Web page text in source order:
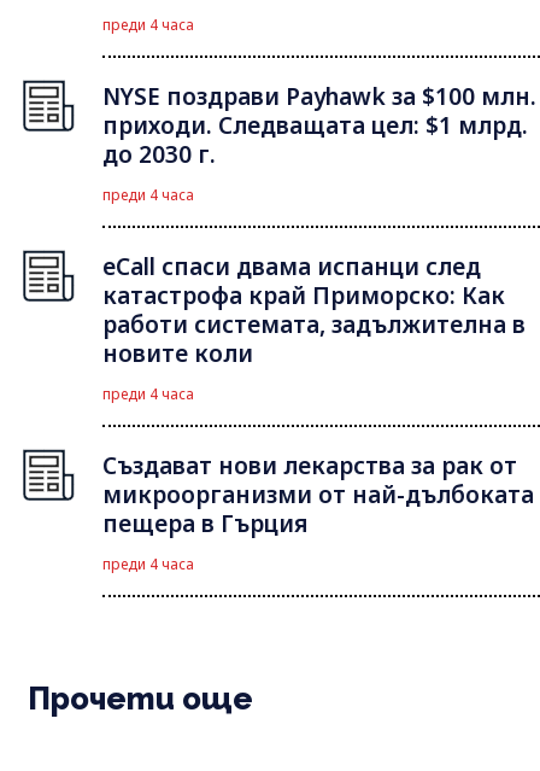
преди 4 часа
NYSE поздрави Payhawk за $100 млн.
приходи. Следващата цел: $1 млрд.
до 2030 г.
преди 4 часа
eCall спаси двама испанци след
катастрофа край Приморско: Как
работи системата, задължителна в
новите коли
преди 4 часа
Създават нови лекарства за рак от
микроорганизми от най-дълбоката
пещера в Гърция
преди 4 часа
Прочети още